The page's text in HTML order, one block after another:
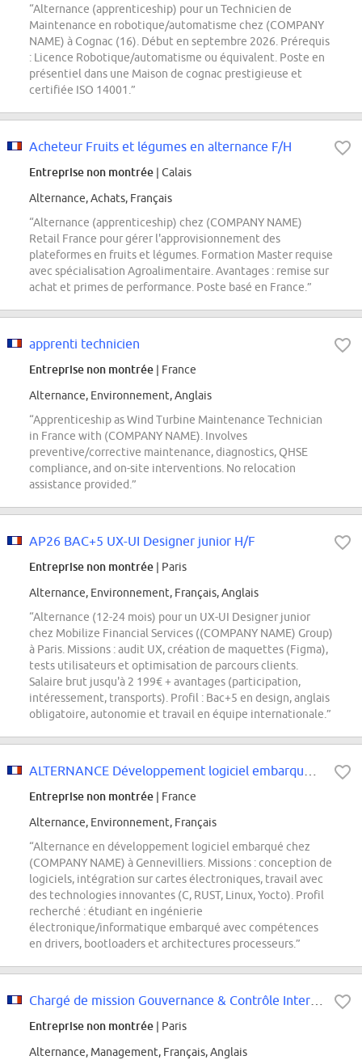
“Alternance (apprenticeship) pour un Technicien de
Maintenance en robotique/automatisme chez (COMPANY
NAME) à Cognac (16). Début en septembre 2026. Prérequis
: Licence Robotique/automatisme ou équivalent. Poste en
présentiel dans une Maison de cognac prestigieuse et
certifiée ISO 14001.”
Acheteur Fruits et légumes en alternance F/H
Entreprise non montrée | Calais
Alternance, Achats, Français
“Alternance (apprenticeship) chez (COMPANY NAME)
Retail France pour gérer l'approvisionnement des
plateformes en fruits et légumes. Formation Master requise
avec spécialisation Agroalimentaire. Avantages : remise sur
achat et primes de performance. Poste basé en France.”
apprenti technicien
Entreprise non montrée | France
Alternance, Environnement, Anglais
“Apprenticeship as Wind Turbine Maintenance Technician
in France with (COMPANY NAME). Involves
preventive/corrective maintenance, diagnostics, QHSE
compliance, and on-site interventions. No relocation
assistance provided.”
AP26 BAC+5 UX-UI Designer junior H/F
Entreprise non montrée | Paris
Alternance, Environnement, Français, Anglais
“Alternance (12-24 mois) pour un UX-UI Designer junior
chez Mobilize Financial Services ((COMPANY NAME) Group)
à Paris. Missions : audit UX, création de maquettes (Figma),
tests utilisateurs et optimisation de parcours clients.
Salaire brut jusqu'à 2 199€ + avantages (participation,
intéressement, transports). Profil : Bac+5 en design, anglais
obligatoire, autonomie et travail en équipe internationale.”
Entreprise non montrée | France
Alternance, Environnement, Français
“Alternance en développement logiciel embarqué chez
(COMPANY NAME) à Gennevilliers. Missions : conception de
logiciels, intégration sur cartes électroniques, travail avec
des technologies innovantes (C, RUST, Linux, Yocto). Profil
recherché : étudiant en ingénierie
électronique/informatique embarqué avec compétences
en drivers, bootloaders et architectures processeurs.”
Entreprise non montrée | Paris
Alternance, Management, Français, Anglais